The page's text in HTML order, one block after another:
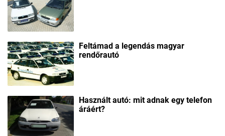
Feltámad a legendás magyar
rendőrautó
Használt autó: mit adnak egy telefon
áráért?